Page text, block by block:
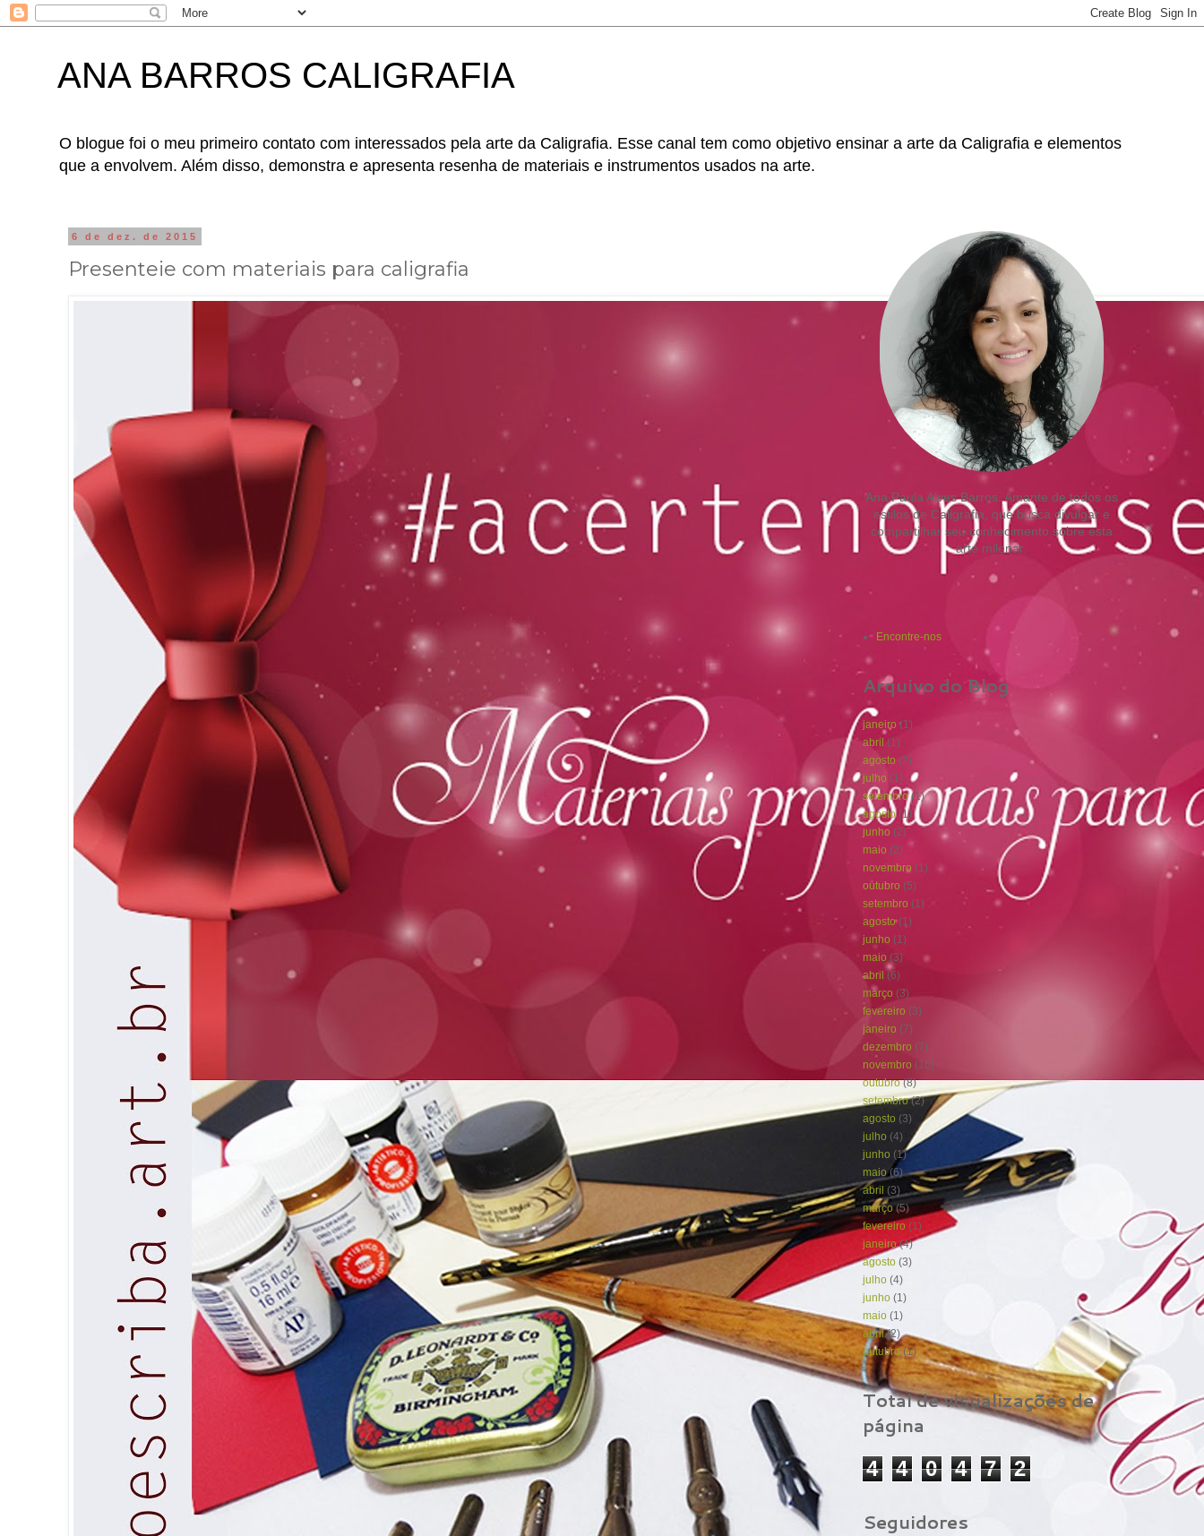
ANA BARROS CALIGRAFIA
O blogue foi o meu primeiro contato com interessados pela arte da Caligrafia. Esse canal tem como objetivo ensinar a arte da Caligrafia e elementos
que a envolvem. Além disso, demonstra e apresenta resenha de materiais e instrumentos usados na arte.
6 de dez. de 2015
Presenteie com materiais para caligrafia
Ana Paula Alves Barros. Amante de todos os
estilos de Caligrafia, que busca divulgar e
compartilhar seu conhecimento sobre esta
arte milenar.
Encontre-nos
Arquivo do Blog
janeiro (1)
abril (1)
agosto (2)
julho (1)
setembro(1)
agosto(1)
junho (2)
maio (2)
novembro (1)
outubro (5)
setembro (1)
agosto(1)
junho (1)
maio (3)
abril (6)
março (3)
fevereiro (3)
janeiro (7)
dezembro (7)
novembro (10)
outubro(8)
setembro(2)
agosto (3)
julho (4)
junho (1)
maio(6)
abril (3)
março(5)
fevereiro (1)
janeiro(4)
agosto(3)
julho(4)
junho(1)
maio(1)
abril(2)
outubro(1)
Total de visualizações de
página
4 4 0 4 7 2
Seguidores